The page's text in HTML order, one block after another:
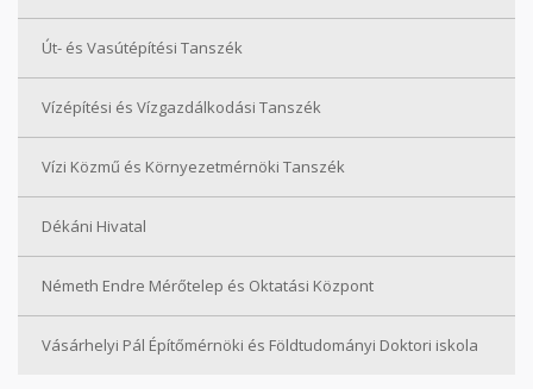
Út- és Vasútépítési Tanszék
Vízépítési és Vízgazdálkodási Tanszék
Vízi Közmű és Környezetmérnöki Tanszék
Dékáni Hivatal
Németh Endre Mérőtelep és Oktatási Központ
Vásárhelyi Pál Építőmérnöki és Földtudományi Doktori iskola